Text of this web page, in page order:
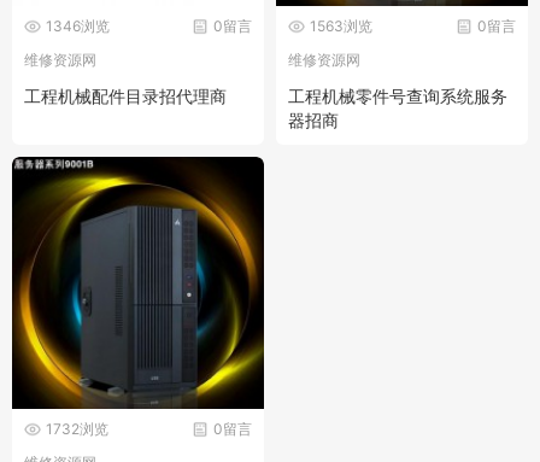
0留言
1346浏览
维修资源网
工程机械配件目录招代理商
0留言
1563浏览
维修资源网
工程机械零件号查询系统服务
器招商
0留言
1732浏览